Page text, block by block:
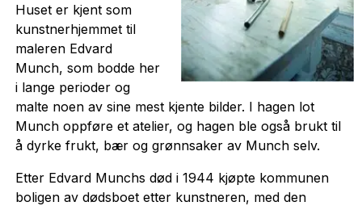
Huset er kjent som
kunstnerhjemmet til
maleren Edvard
Munch, som bodde her
i lange perioder og
malte noen av sine mest kjente bilder. I hagen lot
Munch oppføre et atelier, og hagen ble også brukt til
å dyrke frukt, bær og grønnsaker av Munch selv.
Etter Edvard Munchs død i 1944 kjøpte kommunen
boligen av dødsboet etter kunstneren, med den